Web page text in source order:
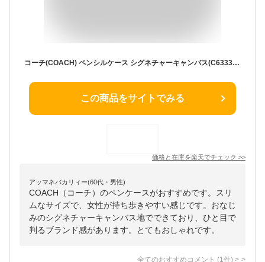
コーチ(COACH) ペンシルケース シグネチャーキャンバス(C6333) 【スリム ペンケース 筆箱 ブラシケース メイク マルチポーチ 小物入れ】★☆ プレゼント ギフト
この商品をサイトでみる
価格と在庫を楽天でチェック >>
アッマネバカリィー(60代・男性)
COACH（コーチ）のペンケースがおすすめです。スリ
ムなサイズで、女性が持ち歩きやすい感じです。おなじ
みのシグネチャーキャンバス地でできており、ひと目で
判るブランド感があります。とてもおしゃれです。
全てのおすすめコメント (1 件) >